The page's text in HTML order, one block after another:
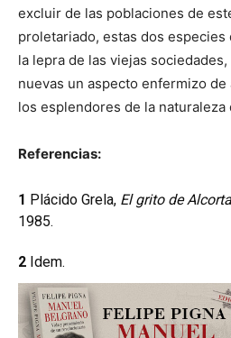
excluir de las poblaciones de
proletariado, estas dos especies
la lepra de las viejas
nuevas un aspecto enfermizo
los esplendores de la naturaleza
Referencias:
1 Plácido Grela, El grito de Alcorta
1985.
2 Idem.